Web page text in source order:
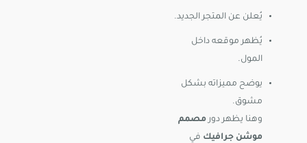
يُعلن عن المتجر الجديد.
يُظهر موقعه داخل
المول.
يوضح مميزاته بشكل
مشوق.
وهنا يظهر دور مصمم
موشن جرافيك في